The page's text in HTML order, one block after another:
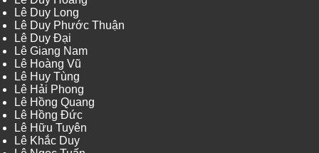
Lê Duy Long
Lê Duy Phước Thuận
Lê Duy Đại
Lê Giang Nam
Lê Hoàng Vũ
Lê Huy Tùng
Lê Hải Phong
Lê Hồng Quang
Lê Hồng Đức
Lê Hữu Tuyên
Lê Khắc Duy